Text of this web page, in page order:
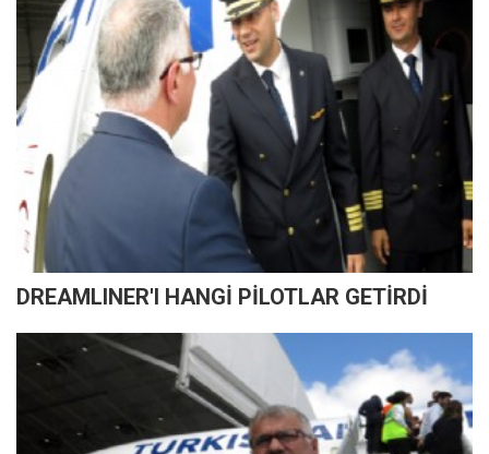
DREAMLINER'I HANGİ PİLOTLAR GETİRDİ